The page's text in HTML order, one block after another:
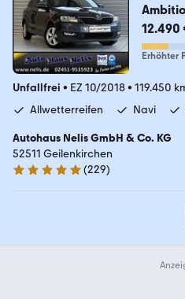
12.490
Erhöhter
Unfallfrei • EZ 10/2018• 119.450
Allwetterreifen
Navi
Autohaus Nelis GmbH & Co. KG
52511 Geilenkirchen
4.9 Sterne
(229)